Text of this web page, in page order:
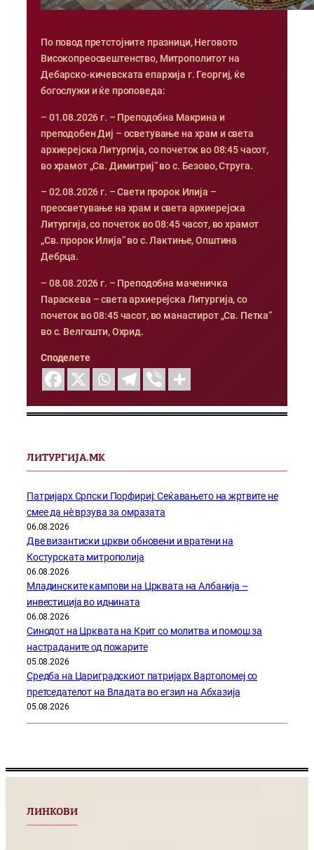
По повод претстојните празници, Неговото
Високопреосвештенство, Митрополитот на
Дебарско-кичевската епархија г. Георгиј, ќе
богослужи и ќе проповеда:
– 01.08.2026 г. – Преподобна Макрина и
преподобен Диј – осветување на храм и света
архиерејска Литургија, со почеток во 08:45 часот,
во храмот „Св. Димитриј“ во с. Безово, Струга.
– 02.08.2026 г. – Свети пророк Илија –
преосветување на храм и света архиерејска
Литургија, со почеток во 08:45 часот, во храмот
„Св. пророк Илија“ во с. Лактиње, Општина
Дебрца.
– 08.08.2026 г. – Преподобна маченичка
Параскева – света архиерејска Литургија, со
почеток во 08:45 часот, во манастирот „Св. Петка“
во с. Велгошти, Охрид.
Споделете
ЛИТУРГИЈА.МК
Патријарх Српски Порфириј: Сеќавањето на жртвите не
смее да нѐ врзува за омразата
06.08.2026
Две византиски цркви обновени и вратени на
Костурската митрополија
06.08.2026
Младинските кампови на Црквата на Албанија –
инвестиција во иднината
06.08.2026
Синодот на Црквата на Крит со молитва и помош за
настраданите од пожарите
05.08.2026
Средба на Цариградскиот патријарх Вартоломеј со
претседателот на Владата во егзил на Абхазија
05.08.2026
ЛИНКОВИ